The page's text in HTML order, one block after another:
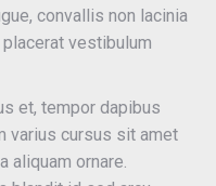
convallis non lacinia
vestibulum
et, tempor dapibus
varius cursus sit amet
aliquam ornare.